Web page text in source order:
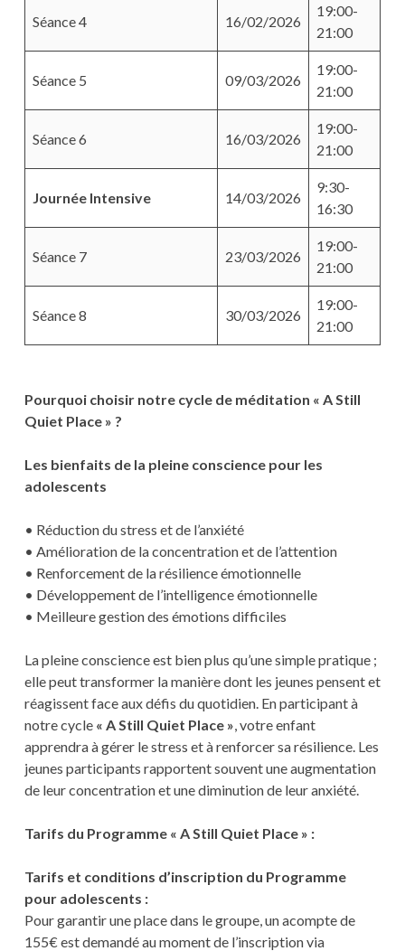
Séance 4 16/02/2026
19:00-
21:00
Séance 5 09/03/2026
19:00-
21:00
Séance 6 16/03/2026
19:00-
21:00
Journée Intensive 14/03/2026
9:30-
16:30
Séance 7 23/03/2026
19:00-
21:00
Séance 8 30/03/2026
19:00-
21:00
Pourquoi choisir notre cycle de méditation « A Still
Quiet Place » ?
Les bienfaits de la pleine conscience pour les
adolescents
• Réduction du stress et de l’anxiété
• Amélioration de la concentration et de l’attention
• Renforcement de la résilience émotionnelle
• Développement de l’intelligence émotionnelle
• Meilleure gestion des émotions difficiles
La pleine conscience est bien plus qu’une simple pratique ;
elle peut transformer la manière dont les jeunes pensent et
réagissent face aux défis du quotidien. En participant à
notre cycle « A Still Quiet Place », votre enfant
apprendra à gérer le stress et à renforcer sa résilience. Les
jeunes participants rapportent souvent une augmentation
de leur concentration et une diminution de leur anxiété.
Tarifs du Programme « A Still Quiet Place » :
Tarifs et conditions d’inscription du Programme
pour adolescents :
Pour garantir une place dans le groupe, un acompte de
155€ est demandé au moment de l’inscription via